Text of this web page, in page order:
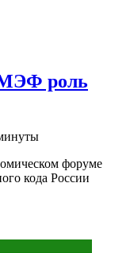
роль
форуме
кода России